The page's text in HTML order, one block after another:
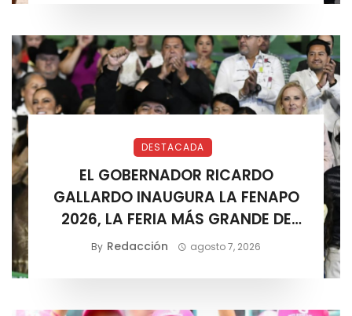
DESTACADA
EL GOBERNADOR RICARDO
GALLARDO INAUGURA LA FENAPO
2026, LA FERIA MÁS GRANDE DE
MÉXICO
By Redacción agosto 7, 2026